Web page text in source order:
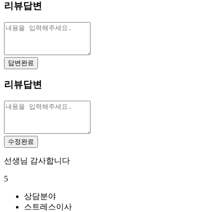
리뷰답변
답변완료
리뷰답변
수정완료
선생님 감사합니다
5
상담분야
스트레스이사